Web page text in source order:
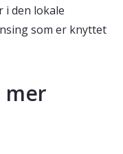
i den lokale
som er knyttet
mer